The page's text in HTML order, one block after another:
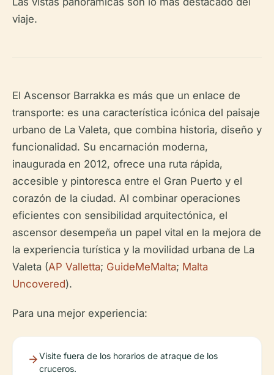
viaje.
El Ascensor Barrakka es más que un enlace de
transporte: es una característica icónica del paisaje
urbano de La Valeta, que combina historia, diseño y
funcionalidad. Su encarnación moderna,
inaugurada en 2012, ofrece una ruta rápida,
accesible y pintoresca entre el Gran Puerto y el
corazón de la ciudad. Al combinar operaciones
eficientes con sensibilidad arquitectónica, el
ascensor desempeña un papel vital en la mejora de
la experiencia turística y la movilidad urbana de La
Valeta (AP Valletta; GuideMeMalta; Malta
Uncovered).
Para una mejor experiencia:
Visite fuera de los horarios de atraque de los
cruceros.